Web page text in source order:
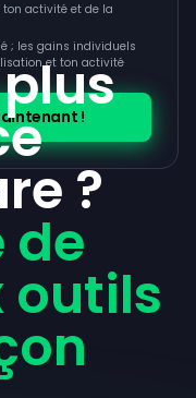
activité et de la
; les gains individuels
et ton activité
!
?
de
outils